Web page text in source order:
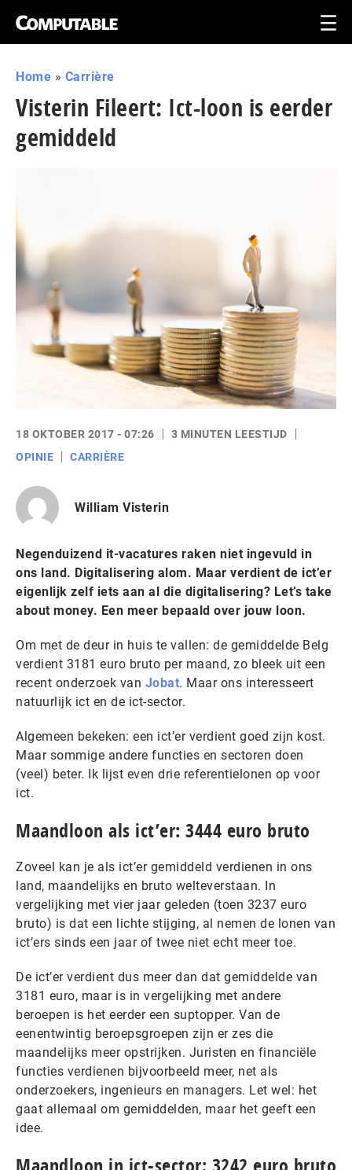
Home » Carrière
Visterin Fileert: Ict-loon is eerder
gemiddeld
18 OKTOBER 2017 - 07:26
3 MINUTEN LEESTIJD
OPINIE
CARRIÈRE
William Visterin
Negenduizend it-vacatures raken niet ingevuld in
ons land. Digitalisering alom. Maar verdient de ict’er
eigenlijk zelf iets aan al die digitalisering? Let’s take
about money. Een meer bepaald over jouw loon.
Om met de deur in huis te vallen: de gemiddelde Belg
verdient 3181 euro bruto per maand, zo bleek uit een
recent onderzoek van Jobat. Maar ons interesseert
natuurlijk ict en de ict-sector.
Algemeen bekeken: een ict’er verdient goed zijn kost.
Maar sommige andere functies en sectoren doen
(veel) beter. Ik lijst even drie referentielonen op voor
ict.
Maandloon als ict’er: 3444 euro bruto
Zoveel kan je als ict’er gemiddeld verdienen in ons
land, maandelijks en bruto welteverstaan. In
vergelijking met vier jaar geleden (toen 3237 euro
bruto) is dat een lichte stijging, al nemen de lonen van
ict’ers sinds een jaar of twee niet echt meer toe.
De ict’er verdient dus meer dan dat gemiddelde van
3181 euro, maar is in vergelijking met andere
beroepen is het eerder een suptopper. Van de
eenentwintig beroepsgroepen zijn er zes die
maandelijks meer opstrijken. Juristen en financiële
functies verdienen bijvoorbeeld meer, net als
onderzoekers, ingenieurs en managers. Let wel: het
gaat allemaal om gemiddelden, maar het geeft een
idee.